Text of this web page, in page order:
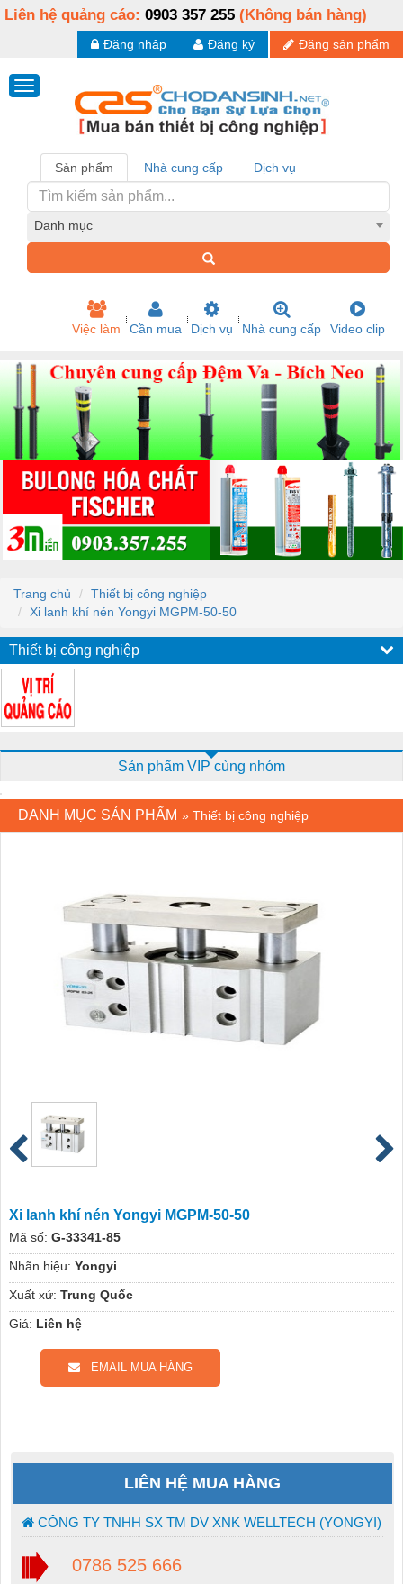
Liên hệ quảng cáo: 0903 357 255 (Không bán hàng)
Đăng sản phẩm
Đăng ký
Đăng nhập
Sản phẩm Nhà cung cấp Dịch vụ
Danh mục
Việc làm Cần mua Dịch vụ Nhà cung cấp Video clip
Trang chủ
Thiết bị công nghiệp
Xi lanh khí nén Yongyi MGPM-50-50
Thiết bị công nghiệp
Sản phẩm VIP cùng nhóm
DANH MỤC SẢN PHẨM » Thiết bị công nghiệp
Xi lanh khí nén Yongyi MGPM-50-50
Mã số: G-33341-85
Nhãn hiệu: Yongyi
Xuất xứ: Trung Quốc
Giá: Liên hệ
EMAIL MUA HÀNG
LIÊN HỆ MUA HÀNG
CÔNG TY TNHH SX TM DV XNK WELLTECH (YONGYI)
0786 525 666